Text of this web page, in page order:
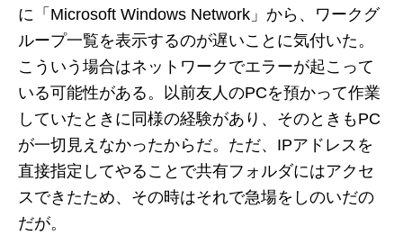
に「Microsoft Windows Network」から、ワークグ
ループ一覧を表示するのが遅いことに気付いた。
こういう場合はネットワークでエラーが起こって
いる可能性がある。以前友人のPCを預かって作業
していたときに同様の経験があり、そのときもPC
が一切見えなかったからだ。ただ、IPアドレスを
直接指定してやることで共有フォルダにはアクセ
スできたため、その時はそれで急場をしのいだの
だが。